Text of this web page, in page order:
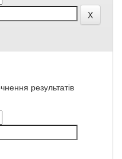
результатів